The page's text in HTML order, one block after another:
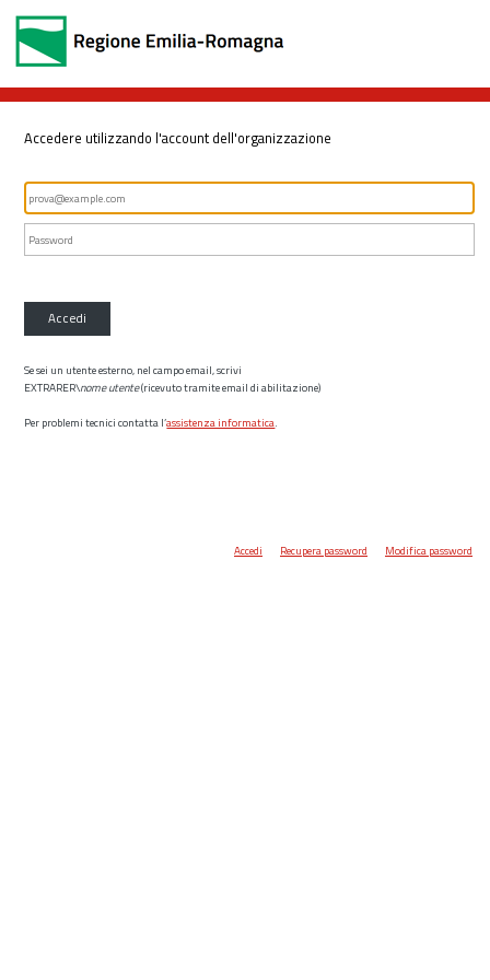
Accedere utilizzando l'account dell'organizzazione
Accedi
Se sei un utente esterno, nel campo email, scrivi
EXTRARER\nome utente(ricevuto tramite email di abilitazione)
Per problemi tecnici contatta l’assistenza informatica.
Accedi Recupera password Modifica password